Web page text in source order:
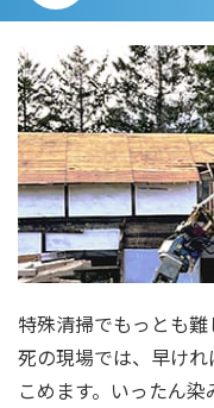
特殊清掃でもっとも
死の現場では、早け
こめます。いったん